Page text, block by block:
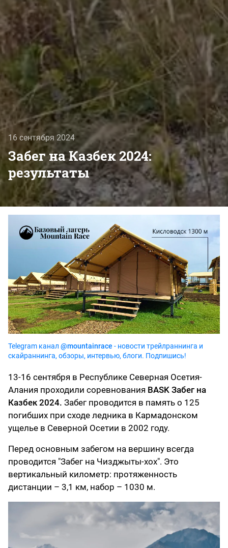
16 сентября 2024
Забег на Казбек 2024:
результаты
Telegram канал @mountainrace - новости трейлраннинга и
скайраннинга, обзоры, интервью, блоги. Подпишись!
13-16 сентября в Республике Северная Осетия-
Алания проходили соревнования BASK Забег на
Казбек 2024. Забег проводится в память о 125
погибших при сходе ледника в Кармадонском
ущелье в Северной Осетии в 2002 году.
Перед основным забегом на вершину всегда
проводится "Забег на Чизджыты-хох". Это
вертикальный километр: протяженность
дистанции – 3,1 км, набор – 1030 м.